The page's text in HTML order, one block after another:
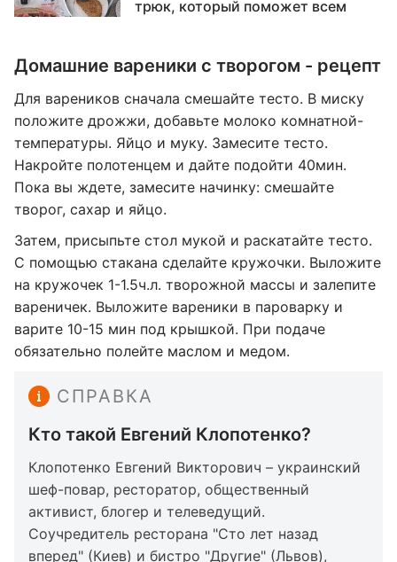
трюк, который поможет всем
Домашние вареники с творогом - рецепт
Для вареников сначала смешайте тесто. В миску
положите дрожжи, добавьте молоко комнатной-
температуры. Яйцо и муку. Замесите тесто.
Накройте полотенцем и дайте подойти 40мин.
Пока вы ждете, замесите начинку: смешайте
творог, сахар и яйцо.
Затем, присыпьте стол мукой и раскатайте тесто.
С помощью стакана сделайте кружочки. Выложите
на кружочек 1-1.5ч.л. творожной массы и залепите
вареничек. Выложите вареники в пароварку и
варите 10-15 мин под крышкой. При подаче
обязательно полейте маслом и медом.
СПРАВКА
Кто такой Евгений Клопотенко?
Клопотенко Евгений Викторович – украинский
шеф-повар, ресторатор, общественный
активист, блогер и телеведущий.
Соучредитель ресторана "Сто лет назад
вперед" (Киев) и бистро "Другие" (Львов),